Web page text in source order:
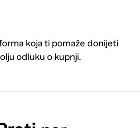
koja ti pomaže donijeti
odluku o kupnji.